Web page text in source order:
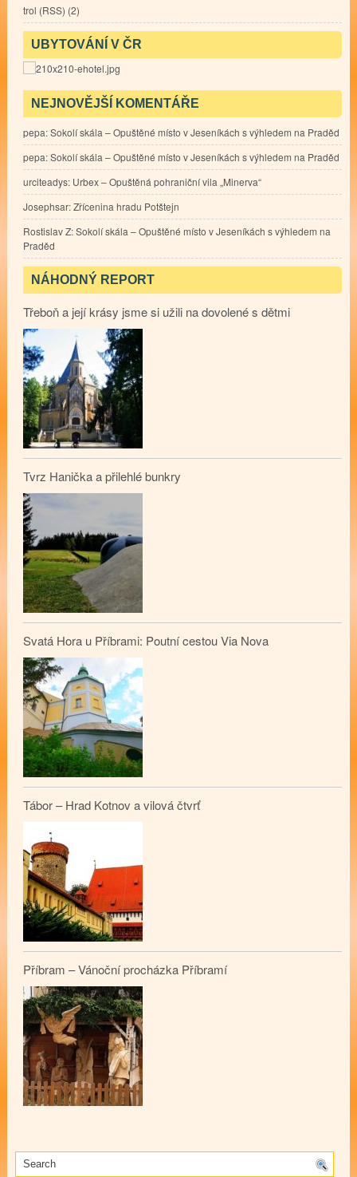
trol (RSS) (2)
UBYTOVÁNÍ V ČR
NEJNOVĚJŠÍ KOMENTÁŘE
pepa:Sokolí skála – Opuštěné místo v Jeseníkách s výhledem na Praděd
pepa:Sokolí skála – Opuštěné místo v Jeseníkách s výhledem na Praděd
urciteadys: Urbex – Opuštěná pohraniční vila „Minerva“
Josephsar:Zřícenina hradu Potštejn
Rostislav Z:Sokolí skála – Opuštěné místo v Jeseníkách s výhledem na
Praděd
NÁHODNÝ REPORT
Třeboň a její krásy jsme si užili na dovolené s dětmi
Tvrz Hanička a přilehlé bunkry
Svatá Hora u Příbrami: Poutní cestou Via Nova
Tábor – Hrad Kotnov a vilová čtvrť
Příbram – Vánoční procházka Příbramí